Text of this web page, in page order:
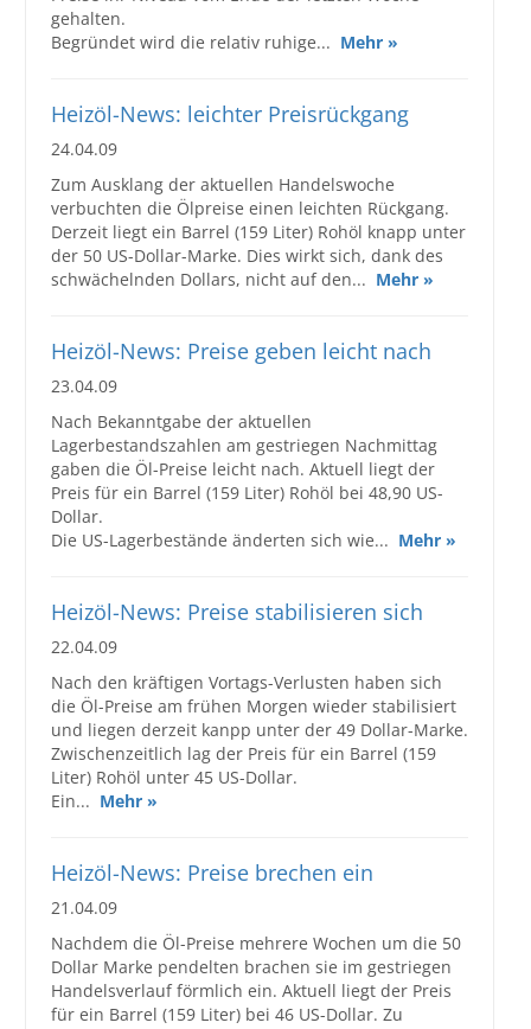
gehalten.
Begründet wird die relativ ruhige... Mehr »
Heizöl-News: leichter Preisrückgang
24.04.09
Zum Ausklang der aktuellen Handelswoche
verbuchten die Ölpreise einen leichten Rückgang.
Derzeit liegt ein Barrel (159 Liter) Rohöl knapp unter
der 50 US-Dollar-Marke. Dies wirkt sich, dank des
schwächelnden Dollars, nicht auf den... Mehr »
Heizöl-News: Preise geben leicht nach
23.04.09
Nach Bekanntgabe der aktuellen
Lagerbestandszahlen am gestriegen Nachmittag
gaben die Öl-Preise leicht nach. Aktuell liegt der
Preis für ein Barrel (159 Liter) Rohöl bei 48,90 US-
Dollar.
Die US-Lagerbestände änderten sich wie... Mehr »
Heizöl-News: Preise stabilisieren sich
22.04.09
Nach den kräftigen Vortags-Verlusten haben sich
die Öl-Preise am frühen Morgen wieder stabilisiert
und liegen derzeit kanpp unter der 49 Dollar-Marke.
Zwischenzeitlich lag der Preis für ein Barrel (159
Liter) Rohöl unter 45 US-Dollar.
Ein... Mehr »
Heizöl-News: Preise brechen ein
21.04.09
Nachdem die Öl-Preise mehrere Wochen um die 50
Dollar Marke pendelten brachen sie im gestriegen
Handelsverlauf förmlich ein. Aktuell liegt der Preis
für ein Barrel (159 Liter) bei 46 US-Dollar. Zu